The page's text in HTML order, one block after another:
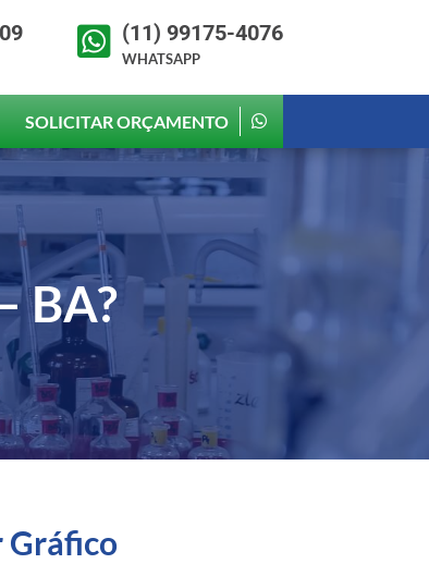
 (11) 99175-4076
WHATSAPP
SOLICITAR ORÇAMENTO
BA?
Gráfico